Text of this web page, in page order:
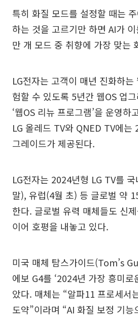
특히 화질 모드를 설정할 때는
하는 것을 고르기만 하면 AI가
만 개 모드 중 취향에 가장 맞는
LG전자는 고객이 매년 진화하는
험할 수 있도록 5년간 웹OS 업
‘웹OS 리뉴 프로그램’을 운영하
LG 올레드 TV와 QNED TV에는
그레이드가 제공된다.
LG전자는 2024년형 LG TV를
말), 유럽(4월 초) 등 글로벌 약
한다. 글로벌 유력 매체들도 신
이어 호평을 내놓고 있다.
미국 매체 탐스가이드(Tom’s
에보 G4를 ‘2024년 가장 흥미로
았다. 매체는 “알파11 프로세서
도약”이라며 “AI 화질 보정 기능